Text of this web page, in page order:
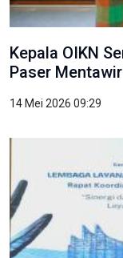
Kepala OIKN
Paser Mentawir
14 Mei 2026 09:29